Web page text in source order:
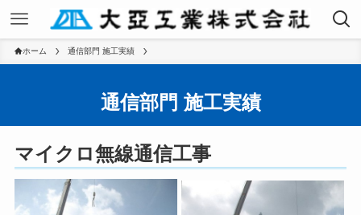
ホーム 通信部門 施工実績
通信部門 施工実績
マイクロ無線通信工事